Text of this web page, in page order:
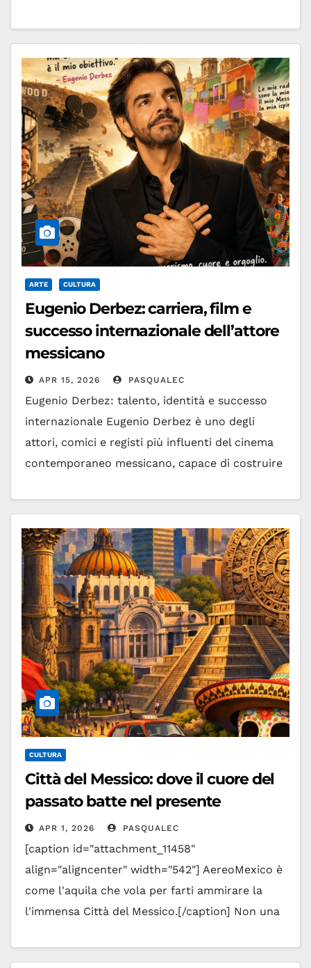
Leggi tutto
ARTE CULTURA
Eugenio Derbez: carriera, film e
successo internazionale dell’attore
messicano
APR 15, 2026 PASQUALEC
Eugenio Derbez: talento, identità e successo
internazionale Eugenio Derbez è uno degli
attori, comici e registi più influenti del cinema
contemporaneo messicano, capace di costruire
Leggi tutto
CULTURA
Città del Messico: dove il cuore del
passato batte nel presente
APR 1, 2026 PASQUALEC
[caption id="attachment_11458"
align="aligncenter" width="542"] AereoMexico è
come l'aquila che vola per farti ammirare la
l'immensa Città del Messico.[/caption] Non una